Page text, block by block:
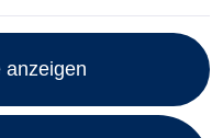
zum diesen Kurs
anzeigen